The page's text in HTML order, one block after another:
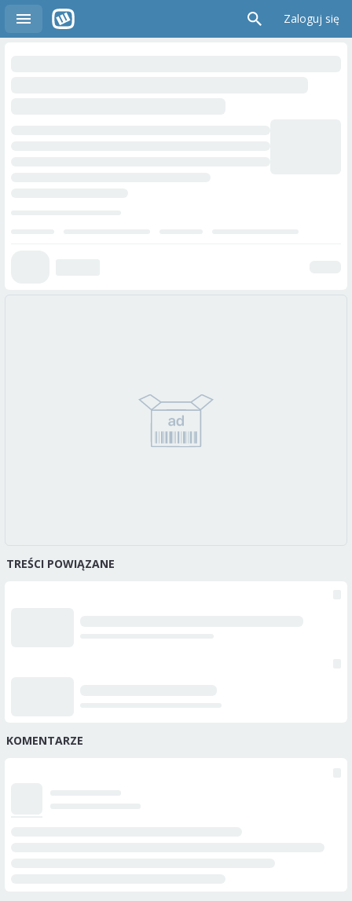
Zaloguj się
TREŚCI POWIĄZANE
KOMENTARZE